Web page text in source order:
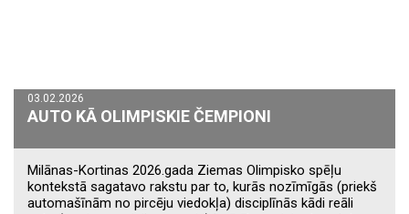
03.02.2026
AUTO KĀ OLIMPISKIE ČEMPIONI
Milānas-Kortinas 2026.gada Ziemas Olimpisko spēļu
kontekstā sagatavo rakstu par to, kurās nozīmīgās (priekš
automašīnām no pircēju viedokļa) disciplīnās kādi reāli